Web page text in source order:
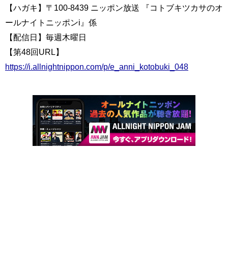
【ハガキ】〒100-8439 ニッポン放送 『コトブキツカサのオ
ールナイトニッポンi』係
【配信日】毎週木曜日
【第48回URL】
https://i.allnightnippon.com/p/e_anni_kotobuki_048